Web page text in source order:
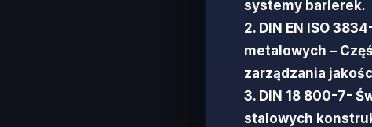
systemy barierek.
2. DIN EN ISO
metalowych –
zarządzania
3. DIN 18 800-7-
stalowych